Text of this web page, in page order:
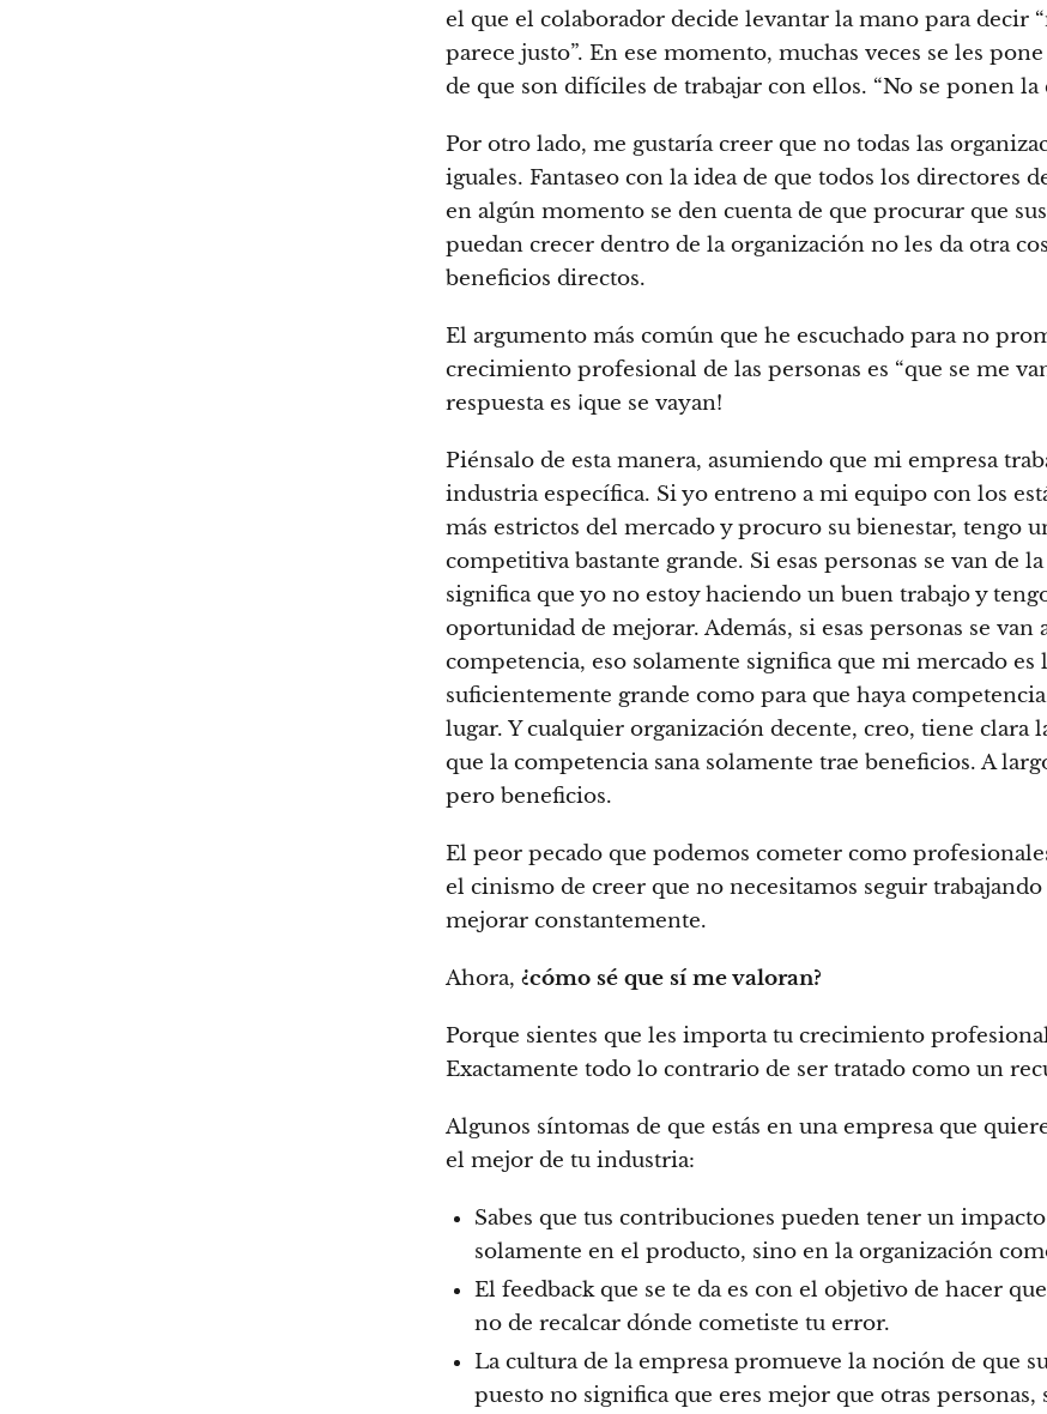
el que el colaborador decide levantar la mano para decir
parece justo”. En ese momento, muchas veces se les
de que son difíciles de trabajar con ellos. “No se ponen la
Por otro lado, me gustaría creer que no todas las
iguales. Fantaseo con la idea de que todos los directores
en algún momento se den cuenta de que procurar que
puedan crecer dentro de la organización no les da otra
beneficios directos.
El argumento más común que he escuchado para no
crecimiento profesional de las personas es “que se me
respuesta es ¡que se vayan!
Piénsalo de esta manera, asumiendo que mi empresa
industria específica. Si yo entreno a mi equipo con los
más estrictos del mercado y procuro su bienestar, tengo
competitiva bastante grande. Si esas personas se van de
significa que yo no estoy haciendo un buen trabajo y
oportunidad de mejorar. Además, si esas personas se van
competencia, eso solamente significa que mi mercado es
suficientemente grande como para que haya
lugar. Y cualquier organización decente, creo, tiene clara
que la competencia sana solamente trae beneficios. A
pero beneficios.
El peor pecado que podemos cometer como
el cinismo de creer que no necesitamos seguir trabajando
mejorar constantemente.
Ahora, ¿cómo sé que sí me valoran?
Porque sientes que les importa tu crecimiento
Exactamente todo lo contrario de ser tratado como un
Algunos síntomas de que estás en una empresa que
el mejor de tu industria:
Sabes que tus contribuciones pueden tener un
solamente en el producto, sino en la organización
El feedback que se te da es con el objetivo de hacer
no de recalcar dónde cometiste tu error.
La cultura de la empresa promueve la noción de que
puesto no significa que eres mejor que otras personas,